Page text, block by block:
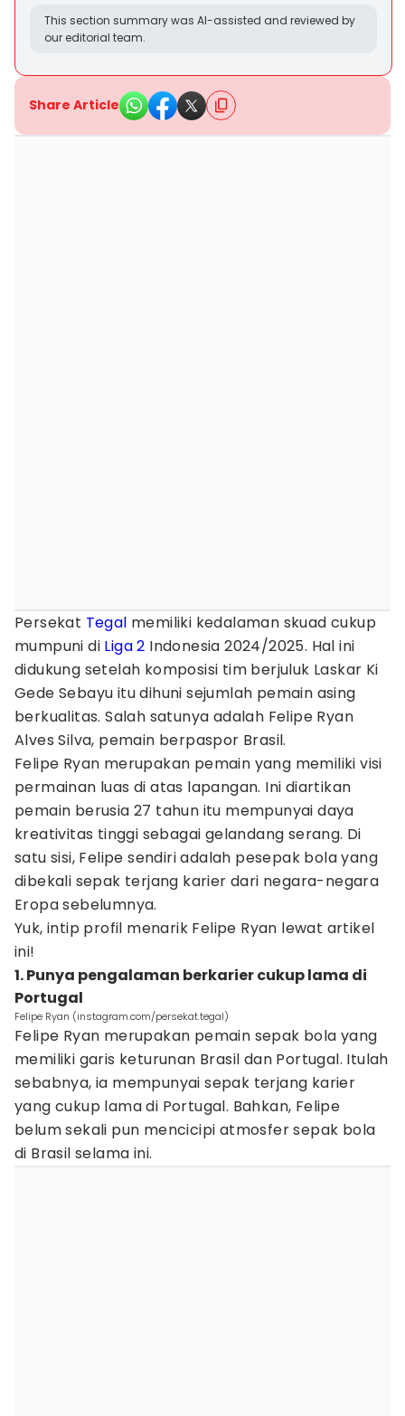
This section summary was AI-assisted and reviewed by
our editorial team.
Share Article
Persekat Tegal memiliki kedalaman skuad cukup
mumpuni di Liga 2 Indonesia 2024/2025. Hal ini
didukung setelah komposisi tim berjuluk Laskar Ki
Gede Sebayu itu dihuni sejumlah pemain asing
berkualitas. Salah satunya adalah Felipe Ryan
Alves Silva, pemain berpaspor Brasil.
Felipe Ryan merupakan pemain yang memiliki visi
permainan luas di atas lapangan. Ini diartikan
pemain berusia 27 tahun itu mempunyai daya
kreativitas tinggi sebagai gelandang serang. Di
satu sisi, Felipe sendiri adalah pesepak bola yang
dibekali sepak terjang karier dari negara-negara
Eropa sebelumnya.
Yuk, intip profil menarik Felipe Ryan lewat artikel
ini!
1. Punya pengalaman berkarier cukup lama di
Portugal
Felipe Ryan (instagram.com/persekat.tegal)
Felipe Ryan merupakan pemain sepak bola yang
memiliki garis keturunan Brasil dan Portugal. Itulah
sebabnya, ia mempunyai sepak terjang karier
yang cukup lama di Portugal. Bahkan, Felipe
belum sekali pun mencicipi atmosfer sepak bola
di Brasil selama ini.